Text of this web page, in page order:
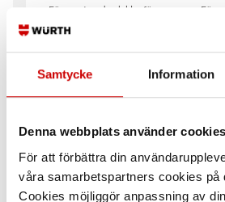
Samtycke Information
Denna webbplats använder cookies
För att förbättra din
våra samarbetspartners cookies på
Cookies möjliggör anpassning av
Förmonterad och klar för
Bilinredning small
vänster